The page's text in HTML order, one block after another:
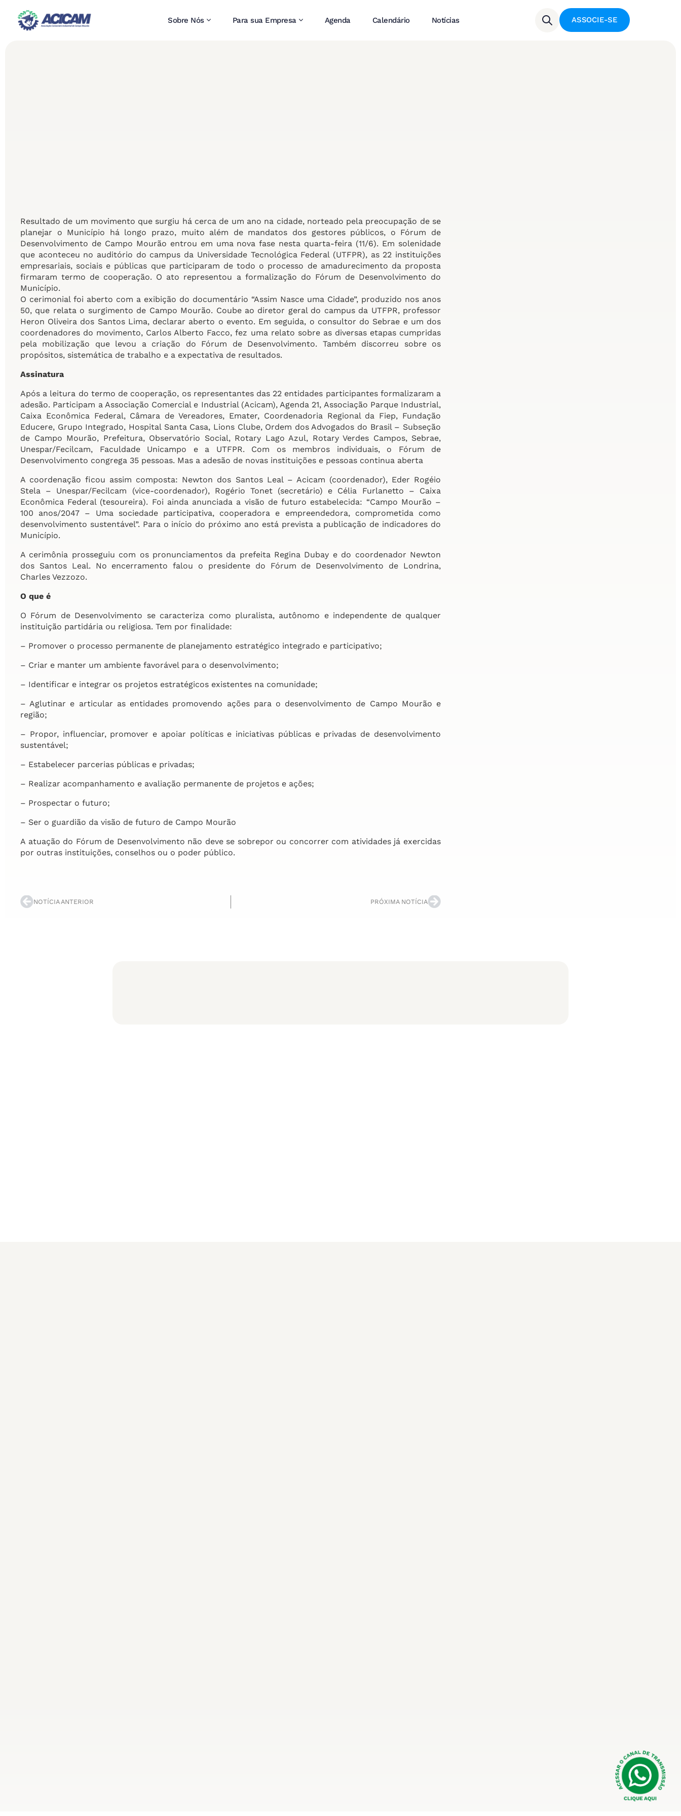
Sobre Nós Para sua Empresa Agenda Calendário Notícias ASSOCIE-SE
Resultado de um movimento que surgiu há cerca de um ano na cidade, norteado pela preocupação de se
planejar o Município há longo prazo, muito além de mandatos dos gestores públicos, o Fórum de
Desenvolvimento de Campo Mourão entrou em uma nova fase nesta quarta-feira (11/6). Em solenidade
que aconteceu no auditório do campus da Universidade Tecnológica Federal (UTFPR), as 22 instituições
empresariais, sociais e públicas que participaram de todo o processo de amadurecimento da proposta
firmaram termo de cooperação. O ato representou a formalização do Fórum de Desenvolvimento do
Município.
O cerimonial foi aberto com a exibição do documentário “Assim Nasce uma Cidade”, produzido nos anos
50, que relata o surgimento de Campo Mourão. Coube ao diretor geral do campus da UTFPR, professor
Heron Oliveira dos Santos Lima, declarar aberto o evento. Em seguida, o consultor do Sebrae e um dos
coordenadores do movimento, Carlos Alberto Facco, fez uma relato sobre as diversas etapas cumpridas
pela mobilização que levou a criação do Fórum de Desenvolvimento. Também discorreu sobre os
propósitos, sistemática de trabalho e a expectativa de resultados.
Assinatura
Após a leitura do termo de cooperação, os representantes das 22 entidades participantes formalizaram a
adesão. Participam a Associação Comercial e Industrial (Acicam), Agenda 21, Associação Parque Industrial,
Caixa Econômica Federal, Câmara de Vereadores, Emater, Coordenadoria Regional da Fiep, Fundação
Educere, Grupo Integrado, Hospital Santa Casa, Lions Clube, Ordem dos Advogados do Brasil – Subseção
de Campo Mourão, Prefeitura, Observatório Social, Rotary Lago Azul, Rotary Verdes Campos, Sebrae,
Unespar/Fecilcam, Faculdade Unicampo e a UTFPR. Com os membros individuais, o Fórum de
Desenvolvimento congrega 35 pessoas. Mas a adesão de novas instituições e pessoas continua aberta
A coordenação ficou assim composta: Newton dos Santos Leal – Acicam (coordenador), Eder Rogéio
Stela – Unespar/Fecilcam (vice-coordenador), Rogério Tonet (secretário) e Célia Furlanetto – Caixa
Econômica Federal (tesoureira). Foi ainda anunciada a visão de futuro estabelecida: “Campo Mourão –
100 anos/2047 – Uma sociedade participativa, cooperadora e empreendedora, comprometida como
desenvolvimento sustentável”. Para o início do próximo ano está prevista a publicação de indicadores do
Município.
A cerimônia prosseguiu com os pronunciamentos da prefeita Regina Dubay e do coordenador Newton
dos Santos Leal. No encerramento falou o presidente do Fórum de Desenvolvimento de Londrina,
Charles Vezzozo.
O que é
O Fórum de Desenvolvimento se caracteriza como pluralista, autônomo e independente de qualquer
instituição partidária ou religiosa. Tem por finalidade:
– Promover o processo permanente de planejamento estratégico integrado e participativo;
– Criar e manter um ambiente favorável para o desenvolvimento;
– Identificar e integrar os projetos estratégicos existentes na comunidade;
– Aglutinar e articular as entidades promovendo ações para o desenvolvimento de Campo Mourão e
região;
– Propor, influenciar, promover e apoiar políticas e iniciativas públicas e privadas de desenvolvimento
sustentável;
– Estabelecer parcerias públicas e privadas;
– Realizar acompanhamento e avaliação permanente de projetos e ações;
– Prospectar o futuro;
– Ser o guardião da visão de futuro de Campo Mourão
A atuação do Fórum de Desenvolvimento não deve se sobrepor ou concorrer com atividades já exercidas
por outras instituições, conselhos ou o poder público.
NOTÍCIA ANTERIOR PRÓXIMA NOTÍCIA